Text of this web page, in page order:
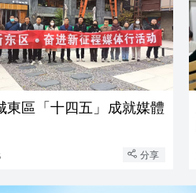
東區「十四五」成就媒體
分享